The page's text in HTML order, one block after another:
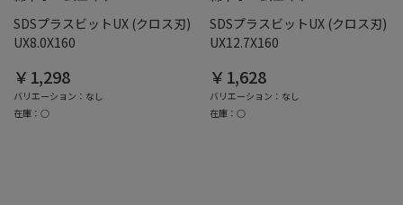
SDSプラスビットUX (クロス刃)
UX8.0X160
￥1,298
バリエーション：なし
在庫：○
SDSプラスビットUX (クロス刃)
UX12.7X160
￥1,628
バリエーション：なし
在庫：○